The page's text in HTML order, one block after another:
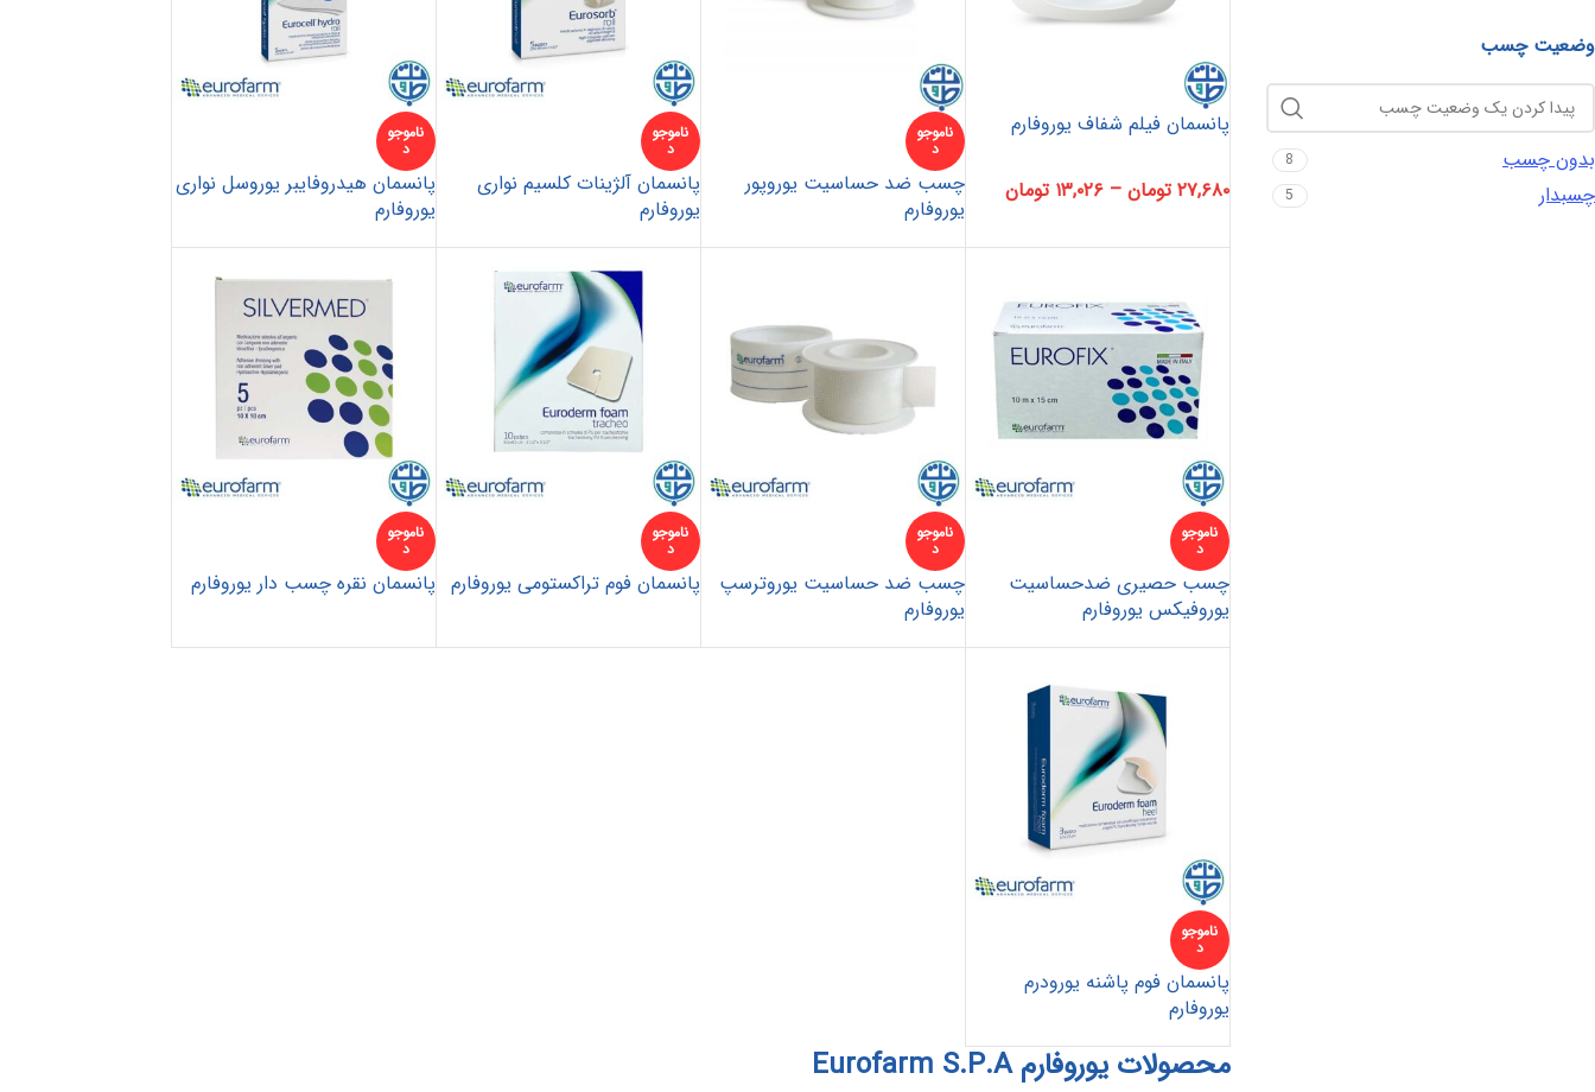
وضعیت چسب
بدون چسب 8
چسبدار 5
پانسمان فیلم شفاف یوروفارم
۲۷,۶۸۰ تومان – ۱۳,۰۲۶ تومان
ناموجو
د
چسب ضد حساسیت یوروپور
یوروفارم
ناموجو
د
پانسمان آلژینات کلسیم نواری
یوروفارم
ناموجو
د
پانسمان هیدروفایبر یوروسل نواری
یوروفارم
ناموجو
د
چسب حصیری ضدحساسیت
یوروفیکس یوروفارم
ناموجو
د
چسب ضد حساسیت یوروترسپ
یوروفارم
ناموجو
د
پانسمان فوم تراکستومی یوروفارم
ناموجو
د
پانسمان نقره چسب دار یوروفارم
ناموجو
د
پانسمان فوم پاشنه یورودرم
یوروفارم
محصولات یوروفارم Eurofarm S.P.A